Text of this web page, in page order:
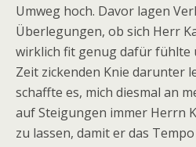
Umweg hoch. Davor lagen
Überlegungen, ob sich Herr
wirklich fit genug dafür fühlte
Zeit zickenden Knie darunter
schaffte es, mich diesmal an
auf Steigungen immer Herrn
zu lassen, damit er das